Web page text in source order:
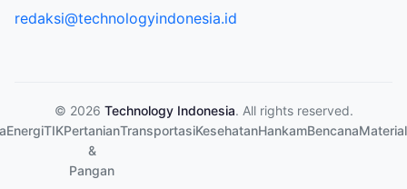
redaksi@technologyindonesia.id
© 2026 Technology Indonesia. All rights reserved.
EnergiTIKPertanian
&
Pangan
TransportasiKesehatanHankamBencanaMaterial